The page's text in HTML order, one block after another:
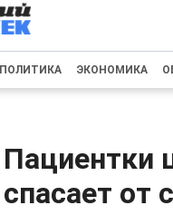
ПОЛИТИКА ЭКОНОМИКА
Пациентки
спасает от